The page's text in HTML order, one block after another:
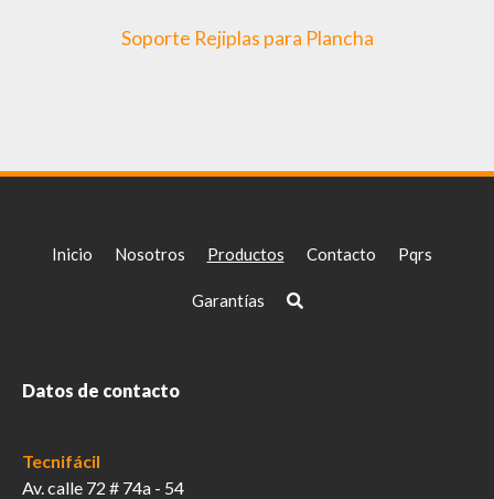
Soporte Rejiplas para Plancha
Inicio Nosotros Productos Contacto Pqrs
Garantías
Datos de contacto
Tecnifácil
Av. calle 72 # 74a - 54